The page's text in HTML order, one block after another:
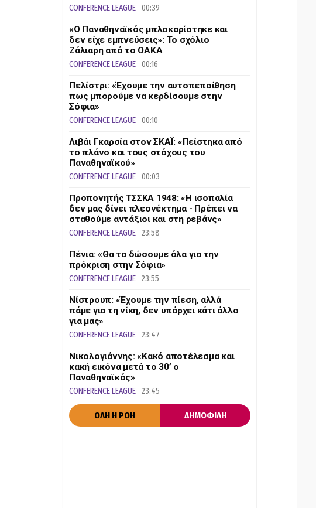
CONFERENCE LEAGUE 00:39
«Ο Παναθηναϊκός μπλοκαρίστηκε και
δεν είχε εμπνεύσεις»: Το σχόλιο
Ζάλιαρη από το ΟΑΚΑ
CONFERENCE LEAGUE 00:16
Πελίστρι: «Έχουμε την αυτοπεποίθηση
πως μπορούμε να κερδίσουμε στην
Σόφια»
CONFERENCE LEAGUE 00:10
Λιβάι Γκαρσία στον ΣΚΑΪ: «Πείστηκα από
το πλάνο και τους στόχους του
Παναθηναϊκού»
CONFERENCE LEAGUE 00:03
Προπονητής ΤΣΣΚΑ 1948: «Η ισοπαλία
δεν μας δίνει πλεονέκτημα - Πρέπει να
σταθούμε αντάξιοι και στη ρεβάνς»
CONFERENCE LEAGUE 23:58
Πένια: «Θα τα δώσουμε όλα για την
πρόκριση στην Σόφια»
CONFERENCE LEAGUE 23:55
Νίστρουπ: «Έχουμε την πίεση, αλλά
πάμε για τη νίκη, δεν υπάρχει κάτι άλλο
για μας»
CONFERENCE LEAGUE 23:47
Νικολογιάννης: «Κακό αποτέλεσμα και
κακή εικόνα μετά το 30’ ο
Παναθηναϊκός»
CONFERENCE LEAGUE 23:45
ΟΛΗ Η ΡΟΗ ΔΗΜΟΦΙΛΗ